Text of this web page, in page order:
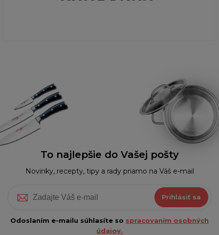
To najlepšie do Vašej pošty
Novinky, recepty, tipy a rady priamo na Váš e-mail
Prihlásiť sa
Odoslaním e-mailu súhlasíte so spracovaním osobných
údajov.